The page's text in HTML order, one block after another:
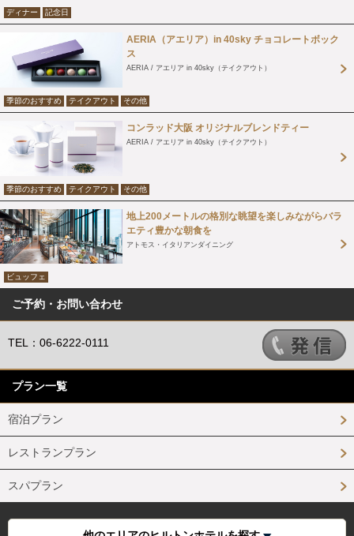
ディナー 記念日
AERIA（アエリア）in 40sky チョコレートボック
ス
AERIA / アエリア in 40sky（テイクアウト）
季節のおすすめ テイクアウト その他
コンラッド大阪 オリジナルブレンドティー
AERIA / アエリア in 40sky（テイクアウト）
季節のおすすめ テイクアウト その他
地上200メートルの格別な眺望を楽しみながらバラ
エティ豊かな朝食を
アトモス・イタリアンダイニング
ビュッフェ
ご予約・お問い合わせ
TEL：06-6222-0111
プラン一覧
宿泊プラン
レストランプラン
スパプラン